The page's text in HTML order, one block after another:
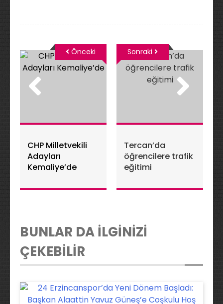
CHP Milletvekili
Adayları
Kemaliye’de
Önceki
Tercan’da
öğrencilere trafik
eğitimi
Sonraki
BUNLAR DA İLGİNİZİ
ÇEKEBİLİR